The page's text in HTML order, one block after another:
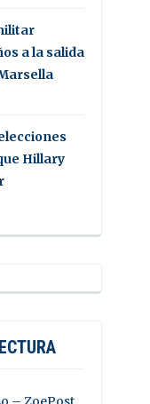
a la salida
Hillary